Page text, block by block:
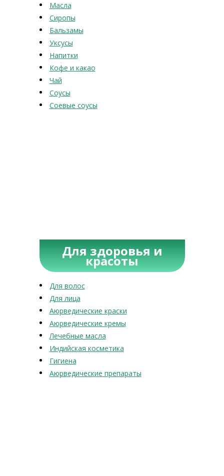
Масла
Сиропы
Бальзамы
Уксусы
Напитки
Кофе и какао
Чай
Соусы
Соевые соусы
Для здоровья и
красоты
Для волос
Для лица
Аюрведические краски
Аюрведические кремы
Лечебные масла
Индийская косметика
Гигиена
Аюрведические препараты